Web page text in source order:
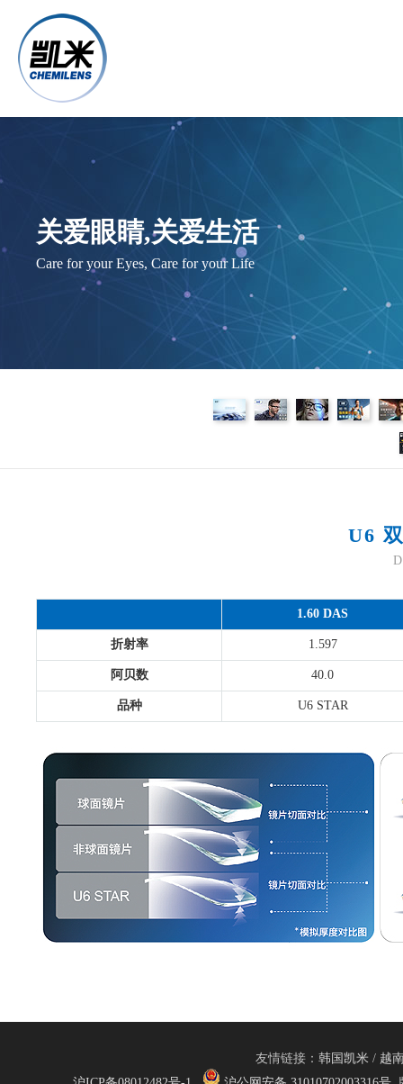
U6
1.60 DAS
折射率 1.597
阿贝数 40.0
品种 U6 STAR